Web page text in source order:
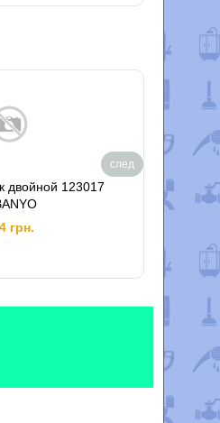
двойной 123017
грн.
след